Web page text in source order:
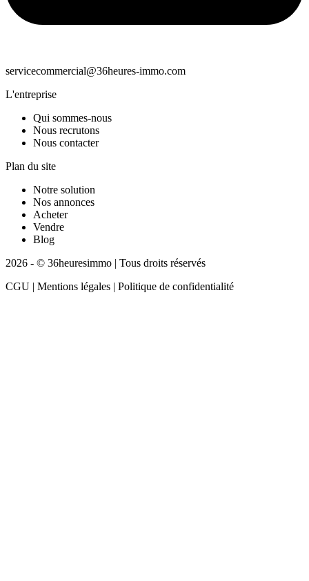
servicecommercial@36heures-immo.com
L'entreprise
Qui sommes-nous
Nous recrutons
Nous contacter
Plan du site
Notre solution
Nos annonces
Acheter
Vendre
Blog
2026 - © 36heuresimmo | Tous droits réservés
CGU | Mentions légales | Politique de confidentialité